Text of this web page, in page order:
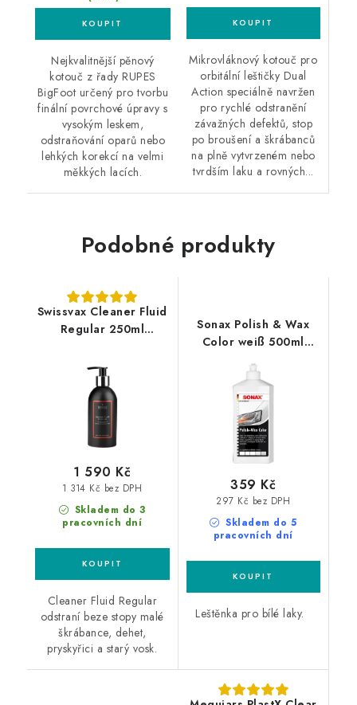
Nejkvalitnější pěnový
kotouč z řady RUPES
BigFoot určený pro tvorbu
finální povrchové úpravy s
vysokým leskem,
odstraňování oparů nebo
lehkých korekcí na velmi
měkkých lacích.
Mikrovláknový kotouč pro
orbitální leštičky Dual
Action speciálně navržen
pro rychlé odstranění
závažných defektů, stop
po broušení a škrábanců
na plně vytvrzeném nebo
tvrdším laku a rovných...
Podobné produkty
Swissvax Cleaner Fluid
Regular 250ml
Skladem do 3
pracovních dní
1 314 Kč bez DPH
1 590 Kč
Cleaner Fluid Regular
odstraní beze stopy malé
škrábance, dehet,
pryskyřici a starý vosk.
Sonax Polish & Wax
Color weiß 500ml
Skladem do 5
pracovních dní
297 Kč bez DPH
359 Kč
Leštěnka pro bílé laky.